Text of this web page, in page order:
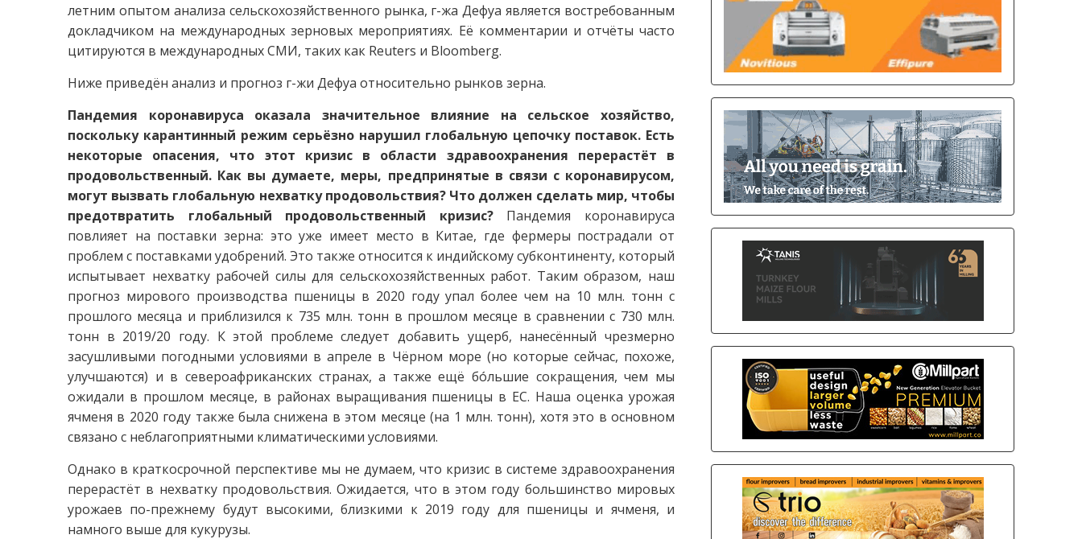
летним опытом анализа сельскохозяйственного рынка, г-жа Дефуа является востребованным
докладчиком на международных зерновых мероприятиях. Её комментарии и отчёты часто
цитируются в международных СМИ, таких как Reuters и Bloomberg.
Ниже приведён анализ и прогноз г-жи Дефуа относительно рынков зерна.
Пандемия коронавируса оказала значительное влияние на сельское хозяйство,
поскольку карантинный режим серьёзно нарушил глобальную цепочку поставок. Есть
некоторые опасения, что этот кризис в области здравоохранения перерастёт в
продовольственный. Как вы думаете, меры, предпринятые в связи с коронавирусом,
могут вызвать глобальную нехватку продовольствия? Что должен сделать мир, чтобы
предотвратить глобальный продовольственный кризис? Пандемия коронавируса
повлияет на поставки зерна: это уже имеет место в Китае, где фермеры пострадали от
проблем с поставками удобрений. Это также относится к индийскому субконтиненту, который
испытывает нехватку рабочей силы для сельскохозяйственных работ. Таким образом, наш
прогноз мирового производства пшеницы в 2020 году упал более чем на 10 млн. тонн с
прошлого месяца и приблизился к 735 млн. тонн в прошлом месяце в сравнении с 730 млн.
тонн в 2019/20 году. К этой проблеме следует добавить ущерб, нанесённый чрезмерно
засушливыми погодными условиями в апреле в Чёрном море (но которые сейчас, похоже,
улучшаются) и в североафриканских странах, а также ещё бóльшие сокращения, чем мы
ожидали в прошлом месяце, в районах выращивания пшеницы в ЕС. Наша оценка урожая
ячменя в 2020 году также была снижена в этом месяце (на 1 млн. тонн), хотя это в основном
связано с неблагоприятными климатическими условиями.
Однако в краткосрочной перспективе мы не думаем, что кризис в системе здравоохранения
перерастёт в нехватку продовольствия. Ожидается, что в этом году большинство мировых
урожаев по-прежнему будут высокими, близкими к 2019 году для пшеницы и ячменя, и
намного выше для кукурузы.